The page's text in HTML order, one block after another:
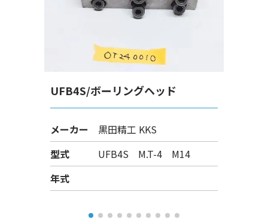
UFB4S/ボーリングヘッド
メーカー
黒田精工 KKS
型式
UFB4S M.T-4 M14
年式